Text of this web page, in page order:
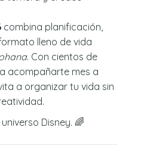
combina planificación,
lleno de vida
. Con cientos de
acompañarte mes a
a organizar tu vida sin
Disney. 🌈